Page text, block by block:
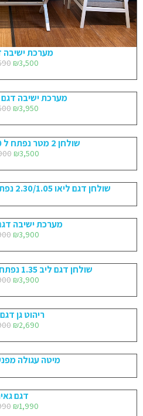
מערכת ישיבה
₪3,500
מערכת ישיבה דגם
₪3,950
שולחן 2 מטר נפתח ל 3.20 + 6 כסאות
₪3,500
שולחן דגם ליאו 2.30/1.05 נפתח ל 3.45 – שולחן בלבד
מערכת ישיבה
₪3,900
שולחן דגם ליב 1.35 נפתח ל 2.70 + 4 כסאות
₪3,900
ריהוט גן
₪2,690
מיטה עגולה
דגם
₪1,990